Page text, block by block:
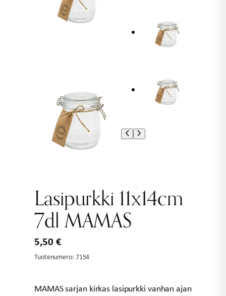
Lasipurkki 11x14cm
7dl MAMAS
5,50 €
Tuotenumero: 7154
MAMAS sarjan kirkas lasipurkki vanhan ajan